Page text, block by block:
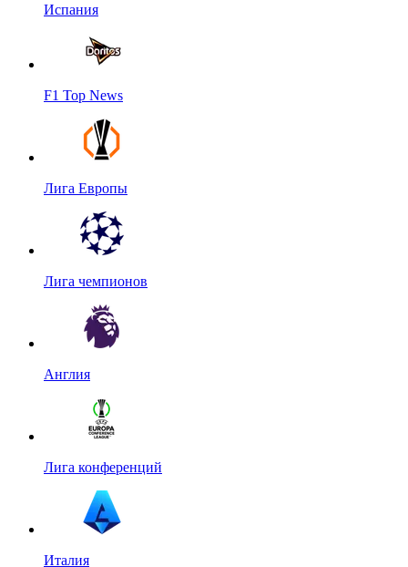
Испания
F1 Top News
Лига Европы
Лига чемпионов
Англия
Лига конференций
Италия